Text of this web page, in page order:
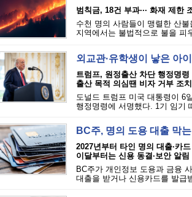
범칙금, 18건 부과··· 화재 제한
수천 명의 사람들이 맹렬한 산
지역에서는 불법적으로 불을 피
외교관·유학생이 낳은 아
트럼프, 원정출산 차단 행정명령
출산 목적 의심땐 비자 거부 조치
도널드 트럼프 미국 대통령이 6
행정명령에 서명했다. 1기 임기
BC주, 명의 도용 대출 막
2027년부터 타인 명의 대출·카
이달부터는 신용 동결·보안 알
BC주가 개인정보 도용과 금융
대출을 받거나 신용카드를 발급